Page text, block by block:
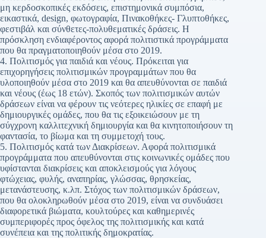
μη κερδοσκοπικές εκδόσεις, επιστημονικά συμπόσια,
εικαστικά, design, φωτογραφία, Πινακοθήκες- Γλυπτοθήκες,
φεστιβάλ και σύνθετες-πολυθεματικές δράσεις. Η
πρόσκληση ενδιαφέροντος αφορά πολιτιστικά προγράμματα
που θα πραγματοποιηθούν μέσα στο 2019.
4. Πολιτισμός για παιδιά και νέους. Πρόκειται για
επιχορηγήσεις πολιτισμικών προγραμμάτων που θα
υλοποιηθούν μέσα στο 2019 και θα απευθύνονται σε παιδιά
και νέους (έως 18 ετών). Σκοπός των πολιτισμικών αυτών
δράσεων είναι να φέρουν τις νεότερες ηλικίες σε επαφή με
δημιουργικές ομάδες, που θα τις εξοικειώσουν με τη
σύγχρονη καλλιτεχνική δημιουργία και θα κινητοποιήσουν τη
φαντασία, το βίωμα και τη συμμετοχή τους.
5. Πολιτισμός κατά των Διακρίσεων. Αφορά πολιτισμικά
προγράμματα που απευθύνονται στις κοινωνικές ομάδες που
υφίστανται διακρίσεις και αποκλεισμούς για λόγους
φτώχειας, φυλής, αναπηρίας, γλώσσας, θρησκείας,
μετανάστευσης, κ.λπ. Στόχος των πολιτισμικών δράσεων,
που θα ολοκληρωθούν μέσα στο 2019, είναι να συνδυάσει
διαφορετικά βιώματα, κουλτούρες και καθημερινές
συμπεριφορές προς όφελος της πολιτισμικής και κατά
συνέπεια και της πολιτικής δημοκρατίας.